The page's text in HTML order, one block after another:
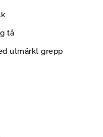
tå
utmärkt grepp